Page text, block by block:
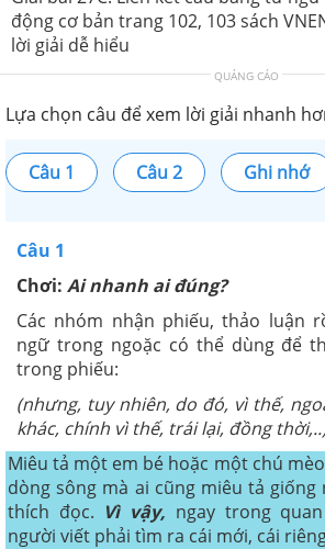
động cơ bản trang 102, 103 sách
lời giải dễ hiểu
QUẢNG CÁO
Lựa chọn câu để xem lời giải nhanh
Câu 1 Câu 2 Ghi nhớ
Câu 1
Chơi: Ai nhanh ai đúng?
Các nhóm nhận phiếu, thảo luận
ngữ trong ngoặc có thể dùng để
trong phiếu:
(nhưng, tuy nhiên, do đó, vì thế,
khác, chính vì thế, trái lại, đồng
Miêu tả một em bé hoặc một chú
dòng sông mà ai cũng miêu tả
thích đọc. Vì vậy, ngay trong
người viết phải tìm ra cái mới, cái